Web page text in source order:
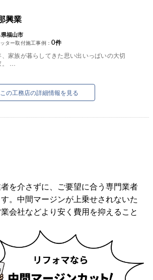
興業
福山市
ター取付施工事例： 0件
、家族が暮らしてきた思い出いっぱいの大切
方へ！リフォームでまるで新築気分に住ま
この工務店の詳細情報を見る
を介さずに、ご要望に合う専門業者
。中間マージンが上乗せされないた
会社などより安く費用を抑えること